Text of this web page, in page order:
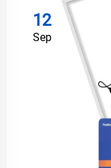
12
Sep